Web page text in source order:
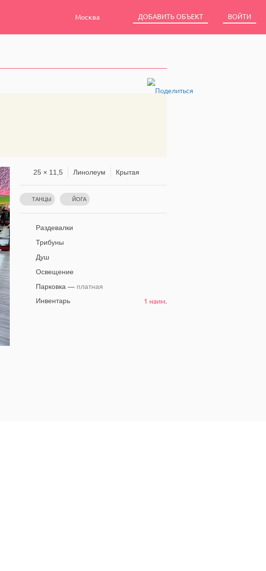
Москва ДОБАВИТЬ ОБЪЕКТ ВОЙТИ
25 × 11,5 Линолеум Крытая
ТАНЦЫ ЙОГА
Раздевалки
Трибуны
Душ
Освещение
Парковка — платная
Инвентарь
1 наим.